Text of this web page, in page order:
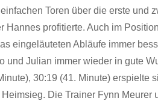
Toren über die erste und
Hannes profitierte. Auch im
eingeläuteten Abläufe immer
und Julian immer wieder in gute
30:19 (41. Minute) erspielte
Die Trainer Fynn Meurer